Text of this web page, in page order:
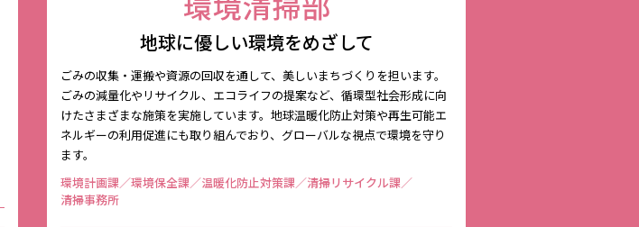
地球に優しい環境をめざして
ごみの収集・運搬や資源の回収を通して、美しいまちづくりを担います。
ごみの減量化やリサイクル、エコライフの提案など、循環型社会形成に向
けたさまざまな施策を実施しています。地球温暖化防止対策や再生可能エ
ネルギーの利用促進にも取り組んでおり、グローバルな視点で環境を守り
ます。
環境計画課／環境保全課／温暖化防止対策課／清掃リサイクル課／
清掃事務所